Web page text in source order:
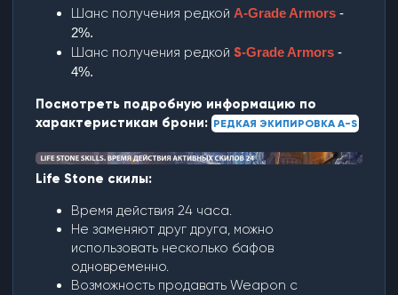
Шанс получения редкойA-Grade Armors -
2%.
Шанс получения редкойS-Grade Armors -
4%.
Посмотреть подробную информацию по
характеристикам брони:РЕДКАЯ ЭКИПИРОВКА A-S
Life Stone скилы:
Время действия 24 часа.
Не заменяют друг друга, можно
использовать несколько бафов
одновременно.
Возможность продавать Weapon с